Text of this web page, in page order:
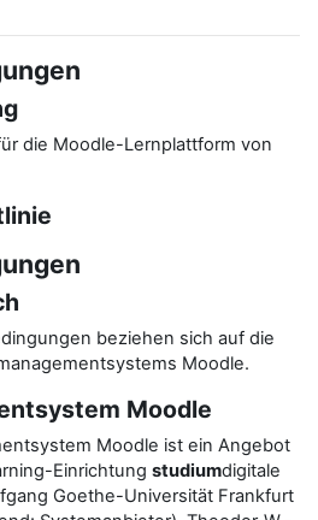
die Moodle-Lernplattform von
beziehen sich auf die
Moodle.
Moodle
Moodle ist ein Angebot
Einrichtung studiumdigitale
Goethe-Universität Frankfurt